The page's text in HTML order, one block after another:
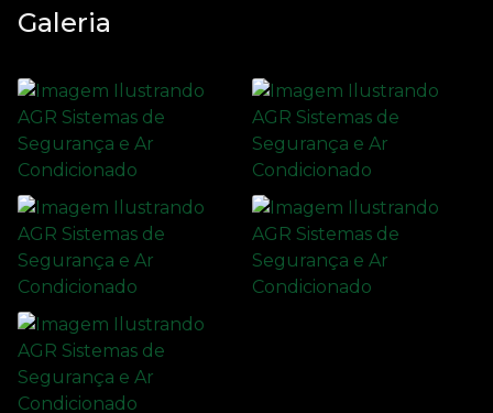
Galeria